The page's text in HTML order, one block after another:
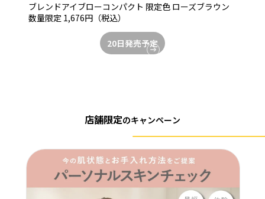
ブレンドアイブローコンパクト 限定色 ローズブラウン
数量限定 1,676円（税込）
20日発売予定
店舗限定のキャンペーン